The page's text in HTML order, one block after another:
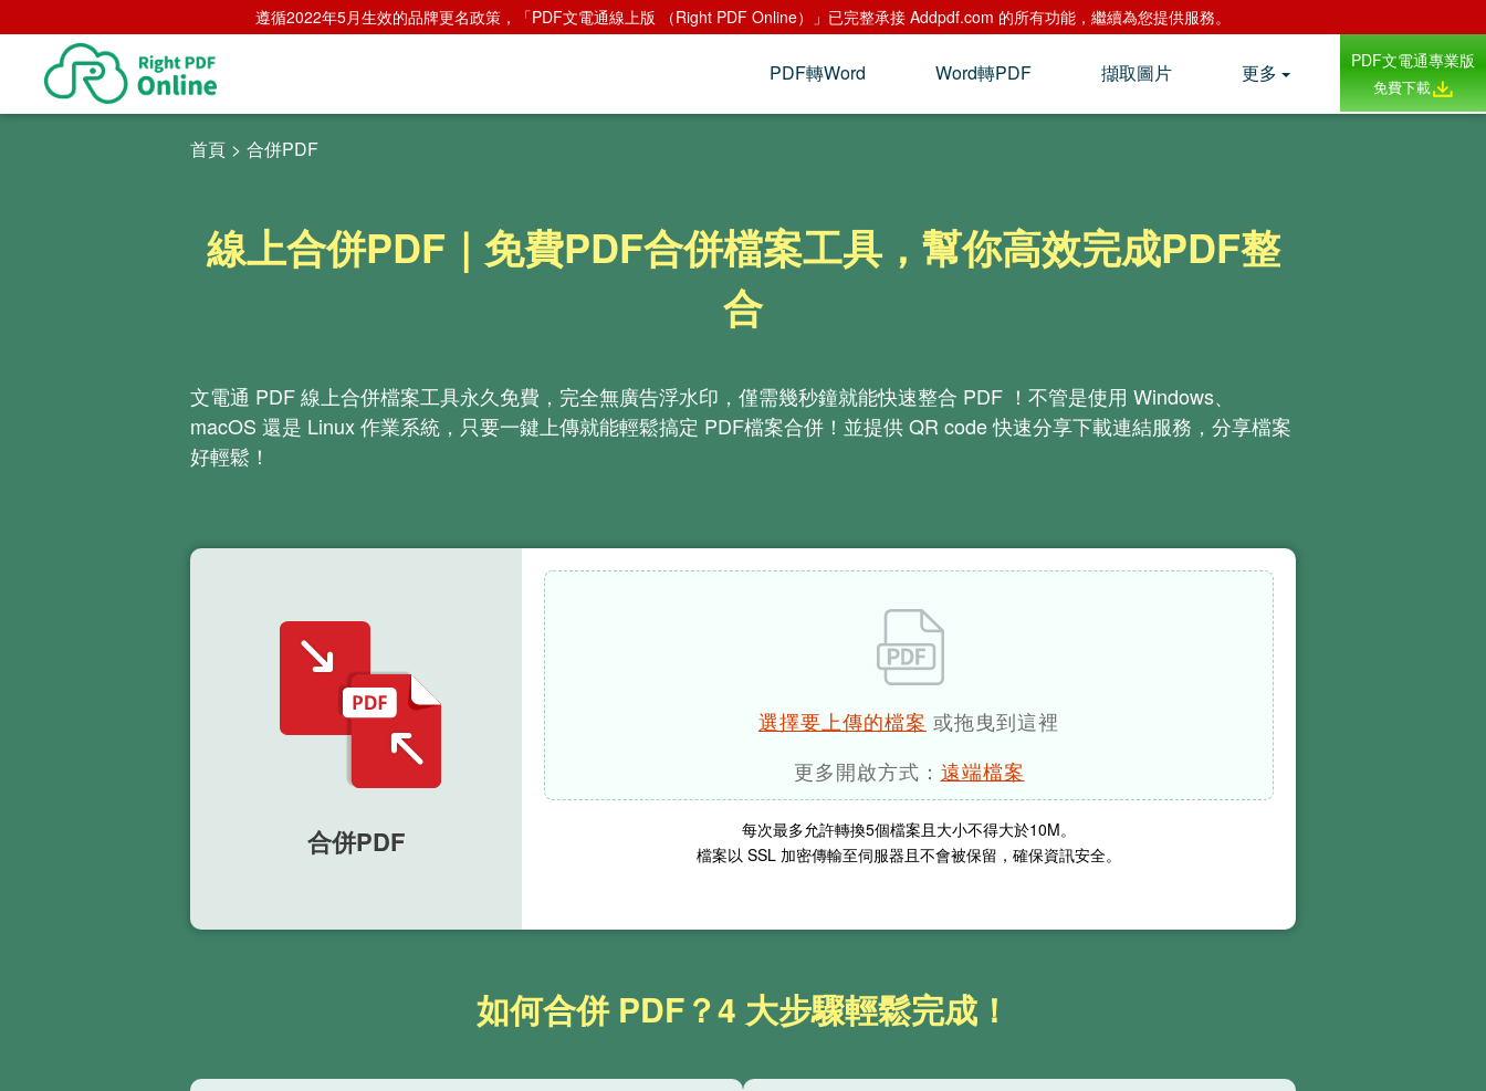
遵循2022年5月生效的品牌更名政策，「PDF文電通線上版 （Right PDF Online）」已完整承接 Addpdf.com 的所有功能，繼續為您提供服務。
PDF轉Word Word轉PDF 擷取圖片 更多 PDF文電通專業版
免費下載
首頁 > 合併PDF
線上合併PDF｜免費PDF合併檔案工具，幫你高效完成PDF整
合
文電通 PDF 線上合併檔案工具永久免費，完全無廣告浮水印，僅需幾秒鐘就能快速整合 PDF ！不管是使用 Windows、
macOS 還是 Linux 作業系統，只要一鍵上傳就能輕鬆搞定 PDF檔案合併！並提供 QR code 快速分享下載連結服務，分享檔案
好輕鬆！
合併PDF
選擇要上傳的檔案 或拖曳到這裡
更多開啟方式： 遠端檔案
每次最多允許轉換5個檔案且大小不得大於10M。
檔案以 SSL 加密傳輸至伺服器且不會被保留，確保資訊安全。
如何合併 PDF？4 大步驟輕鬆完成！